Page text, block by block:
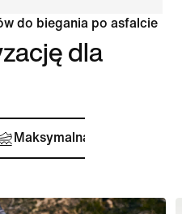
do biegania po asfalcie
dla
Maksymalna